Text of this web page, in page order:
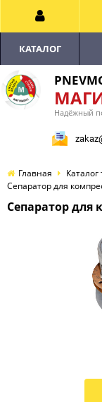
Надёжный
КАТАЛОГ
Главная Каталог
Сепаратор для
Сепаратор для